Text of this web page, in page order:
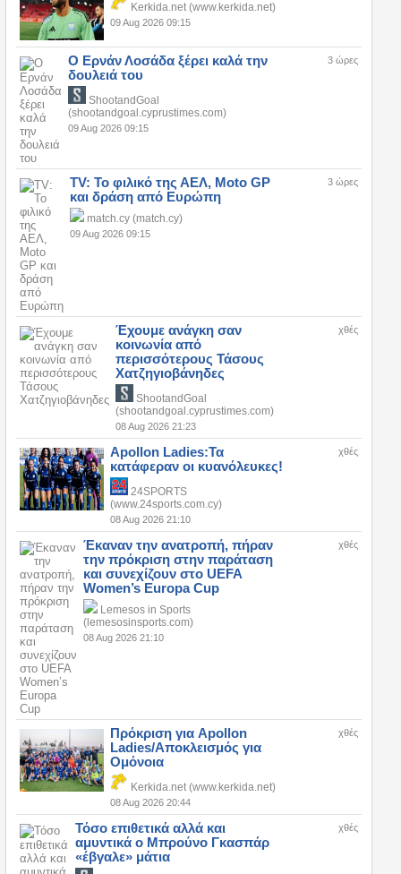
Kerkida.net (www.kerkida.net)
09 Aug 2026 09:15
Ο Ερνάν Λοσάδα ξέρει καλά την
δουλειά του
ShootandGoal
(shootandgoal.cyprustimes.com)
09 Aug 2026 09:15
3 ώρες
TV: Το φιλικό της ΑΕΛ, Moto GP
και δράση από Ευρώπη
match.cy (match.cy)
09 Aug 2026 09:15
3 ώρες
Έχουμε ανάγκη σαν
κοινωνία από
περισσότερους Τάσους
Χατζηγιοβάνηδες
ShootandGoal
(shootandgoal.cyprustimes.com)
08 Aug 2026 21:23
χθές
Apollon Ladies:Τα
κατάφεραν οι κυανόλευκες!
24SPORTS
(www.24sports.com.cy)
08 Aug 2026 21:10
χθές
Έκαναν την ανατροπή, πήραν
την πρόκριση στην παράταση
και συνεχίζουν στο UEFA
Women’s Europa Cup
Lemesos in Sports
(lemesosinsports.com)
08 Aug 2026 21:10
χθές
Πρόκριση για Apollon
Ladies/Αποκλεισμός για
Ομόνοια
Kerkida.net (www.kerkida.net)
08 Aug 2026 20:44
χθές
Τόσο επιθετικά αλλά και
αμυντικά ο Μπρούνο Γκασπάρ
«έβγαλε» μάτια
χθές